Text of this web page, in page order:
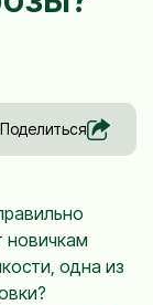
Поделиться
новичкам
одна из